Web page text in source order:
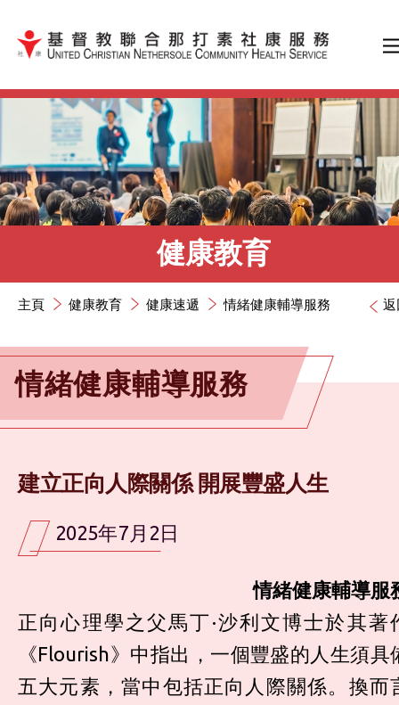
跳到內容（按輸入鍵）
健康教育
返
主頁 健康教育 健康速遞 情緒健康輔導服務
情緒健康輔導服務
建立正向人際關係 開展豐盛人生
2025年7月2日
情緒健康輔導服
正向心理學之父馬丁·沙利文博士於其著
《Flourish》中指出，一個豐盛的人生須具
五大元素，當中包括正向人際關係。換而